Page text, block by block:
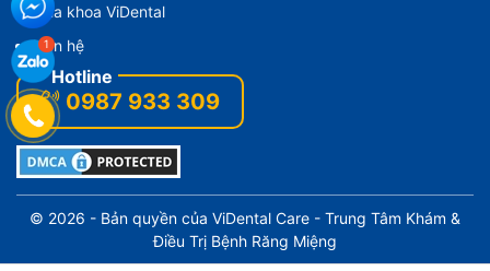
Nha khoa ViDental
Liên hệ
0987 933 309
© 2026 - Bản quyền của ViDental Care - Trung Tâm Khám &
Điều Trị Bệnh Răng Miệng